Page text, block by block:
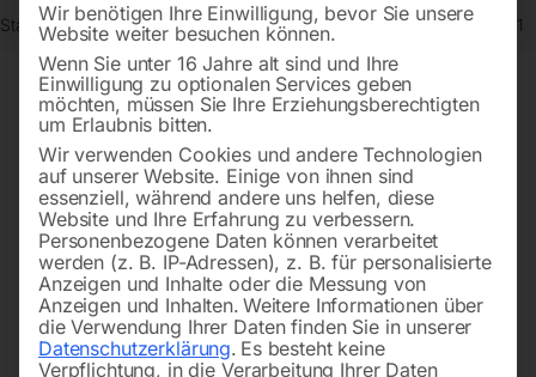
Start Werkstatttechnik Hebetechnik Elektrokettenzug EKZT 20-1
Wir benötigen Ihre Einwilligung, bevor Sie unsere
Website weiter besuchen können.
Wenn Sie unter 16 Jahre alt sind und Ihre
Einwilligung zu optionalen Services geben
möchten, müssen Sie Ihre Erziehungsberechtigten
um Erlaubnis bitten.
Wir verwenden Cookies und andere Technologien
auf unserer Website. Einige von ihnen sind
essenziell, während andere uns helfen, diese
Website und Ihre Erfahrung zu verbessern.
Personenbezogene Daten können verarbeitet
werden (z. B. IP-Adressen), z. B. für personalisierte
Anzeigen und Inhalte oder die Messung von
Anzeigen und Inhalten. Weitere Informationen über
die Verwendung Ihrer Daten finden Sie in unserer
Datenschutzerklärung. Es besteht keine
Verpflichtung, in die Verarbeitung Ihrer Daten